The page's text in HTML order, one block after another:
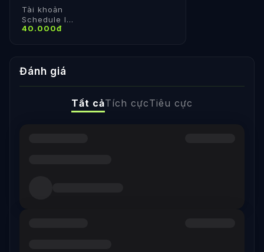
Tài khoản
Schedule I
✅Vĩnh Viễn 🔥
40.000đ
Đánh giá
Tất cảTích cựcTiêu cực